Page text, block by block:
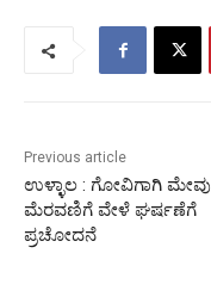
Previous article
ಉಳ್ಳಾಲ : ಗೋವಿಗಾಗಿ ಮೇವು
ಮೆರವಣಿಗೆ ವೇಳೆ ಘರ್ಷಣೆಗೆ
ಪ್ರಚೋದನೆ